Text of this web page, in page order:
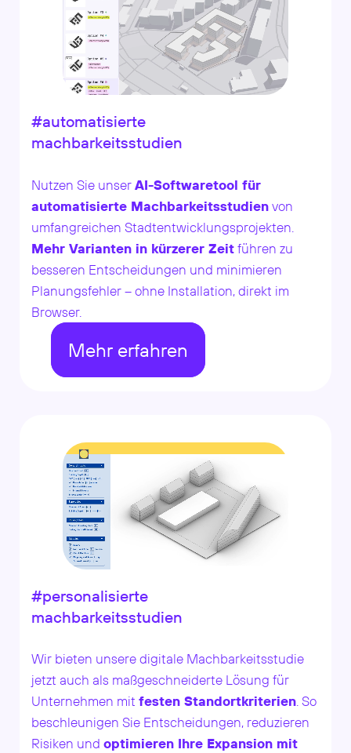
#automatisierte
machbarkeitsstudien
Nutzen Sie unserAI-Softwaretool für
automatisierte Machbarkeitsstudienvon
umfangreichen Stadtentwicklungsprojekten.
Mehr Varianten in kürzerer Zeitführen zu
besseren Entscheidungen und minimieren
Planungsfehler – ohne Installation, direkt im
Browser.
Mehr erfahren
#personalisierte
machbarkeitsstudien
Wir bieten unsere digitale Machbarkeitsstudie
jetzt auch als maßgeschneiderte Lösung für
Unternehmen mit festen Standortkriterien. So
beschleunigen Sie Entscheidungen, reduzieren
Risiken und optimieren Ihre Expansion mit